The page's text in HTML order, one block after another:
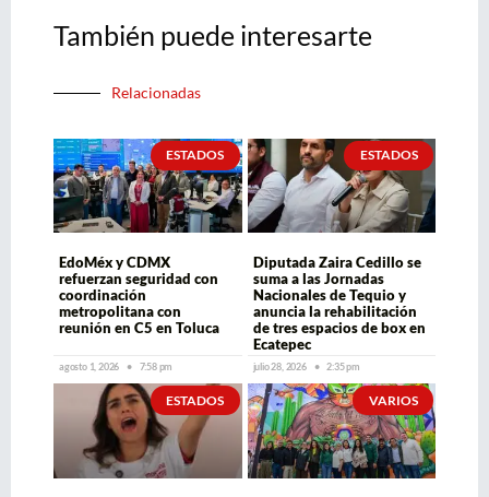
También puede interesarte
Relacionadas
ESTADOS
EdoMéx y CDMX
refuerzan seguridad con
coordinación
metropolitana con
reunión en C5 en Toluca
agosto 1, 2026 7:58 pm
ESTADOS
Diputada Zaira Cedillo se
suma a las Jornadas
Nacionales de Tequio y
anuncia la rehabilitación
de tres espacios de box en
Ecatepec
julio 28, 2026 2:35 pm
ESTADOS VARIOS